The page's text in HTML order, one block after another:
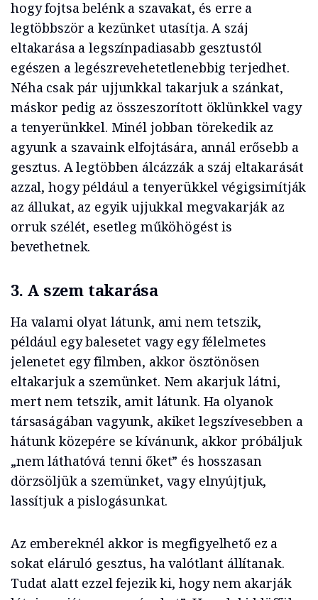
hogy fojtsa belénk a szavakat, és erre a
legtöbbször a kezünket utasítja. A száj
eltakarása a legszínpadiasabb gesztustól
egészen a legészrevehetetlenebbig terjedhet.
Néha csak pár ujjunkkal takarjuk a szánkat,
máskor pedig az összeszorított öklünkkel vagy
a tenyerünkkel. Minél jobban törekedik az
agyunk a szavaink elfojtására, annál erősebb a
gesztus. A legtöbben álcázzák a száj eltakarását
azzal, hogy például a tenyerükkel végigsimítják
az állukat, az egyik ujjukkal megvakarják az
orruk szélét, esetleg műköhögést is
bevethetnek.
3. A szem takarása
Ha valami olyat látunk, ami nem tetszik,
például egy balesetet vagy egy félelmetes
jelenetet egy filmben, akkor ösztönösen
eltakarjuk a szemünket. Nem akarjuk látni,
mert nem tetszik, amit látunk. Ha olyanok
társaságában vagyunk, akiket legszívesebben a
hátunk közepére se kívánunk, akkor próbáljuk
„nem láthatóvá tenni őket” és hosszasan
dörzsöljük a szemünket, vagy elnyújtjuk,
lassítjuk a pislogásunkat.
Az embereknél akkor is megfigyelhető ez a
sokat eláruló gesztus, ha valótlant állítanak.
Tudat alatt ezzel fejezik ki, hogy nem akarják